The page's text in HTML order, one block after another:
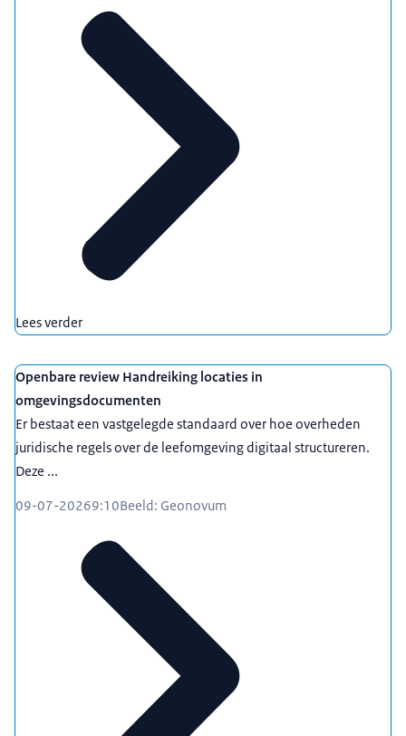
Lees verder
Openbare review Handreiking locaties in
omgevingsdocumenten
Er bestaat een vastgelegde standaard over hoe overheden
juridische regels over de leefomgeving digitaal structureren.
Deze ...
09-07-20269:10Beeld: Geonovum